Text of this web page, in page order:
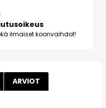
ilmaiset koonvaihdot!
ARVIOT